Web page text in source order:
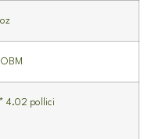
4.02 pollici